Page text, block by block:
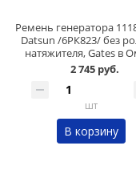
Ремень генератора
Datsun /6РК823/ без
натяжителя, Gates в
2 745 руб.
шт
В корзину